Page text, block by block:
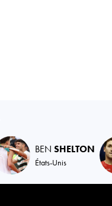
BEN SHELTON
États-Unis